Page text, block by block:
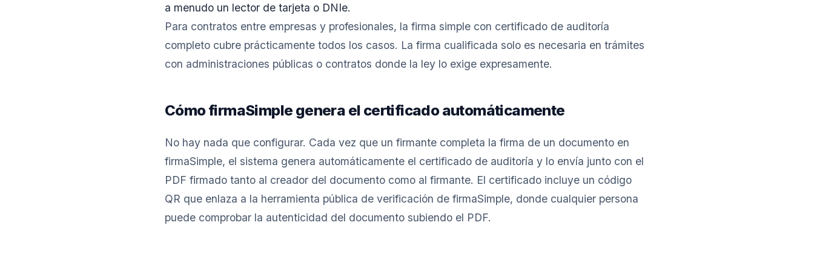
a menudo un lector de tarjeta o DNIe.
Para contratos entre empresas y profesionales, la firma simple con certificado de auditoría
completo cubre prácticamente todos los casos. La firma cualificada solo es necesaria en trámites
con administraciones públicas o contratos donde la ley lo exige expresamente.
Cómo firmaSimple genera el certificado automáticamente
No hay nada que configurar. Cada vez que un firmante completa la firma de un documento en
firmaSimple, el sistema genera automáticamente el certificado de auditoría y lo envía junto con el
PDF firmado tanto al creador del documento como al firmante. El certificado incluye un código
QR que enlaza a la herramienta pública de verificación de firmaSimple, donde cualquier persona
puede comprobar la autenticidad del documento subiendo el PDF.